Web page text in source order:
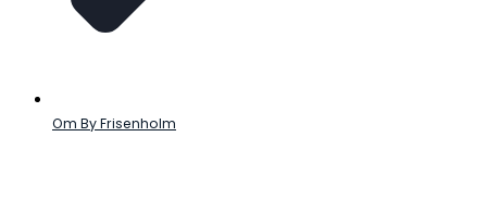
Om By Frisenholm